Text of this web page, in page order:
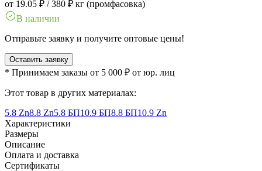
от 19.05 ₽ /380 ₽ кг (промфасовка)
В наличии
Отправьте заявку и получите оптовые цены!
Оставить заявку
* Принимаем заказы от 5 000 ₽ от юр. лиц
Этот товар в других материалах:
5.8 Zn8.8 Zn5.8 БП10.9 БП8.8 БП10.9 Zn
Характеристики
Размеры
Описание
Оплата и доставка
Сертификаты